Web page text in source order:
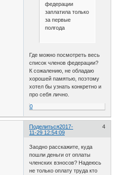
федерации
заплатила только
за первые
полгода
Где можно посмотреть весь
список членов федерации?
К сожалению, не обладаю
хорошей памятью, поэтому
хотел бы узнать конкретно и
про себя лично.
0
Поделиться 4
2017-
11-29 12:54:09
Заодно расскажите, куда
пошли деньги от оплаты
членских взносов? Надеюсь
не только оплату труда кто